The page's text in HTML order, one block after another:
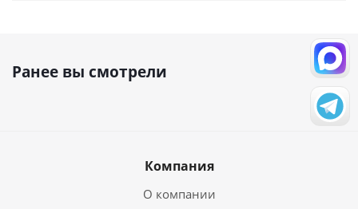
Ранее вы смотрели
Компания
О компании